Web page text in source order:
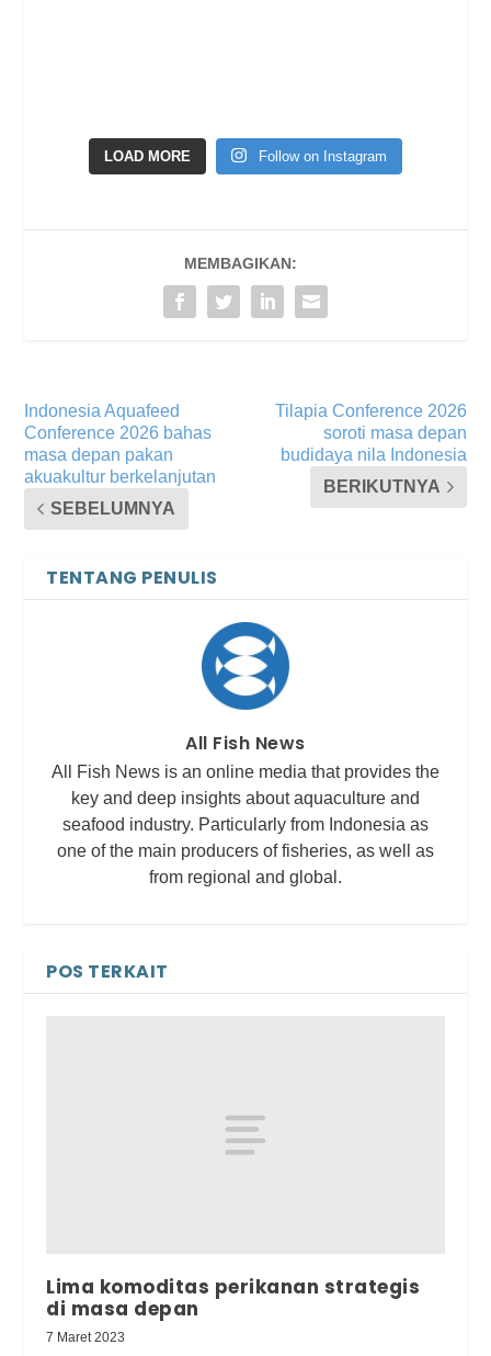
LOAD MORE Follow on Instagram
MEMBAGIKAN:
Indonesia Aquafeed
Conference 2026 bahas
masa depan pakan
akuakultur berkelanjutan
SEBELUMNYA
Tilapia Conference 2026
soroti masa depan
budidaya nila Indonesia
BERIKUTNYA
TENTANG PENULIS
All Fish News
All Fish News is an online media that provides the
key and deep insights about aquaculture and
seafood industry. Particularly from Indonesia as
one of the main producers of fisheries, as well as
from regional and global.
POS TERKAIT
Lima komoditas perikanan strategis
di masa depan
7 Maret 2023